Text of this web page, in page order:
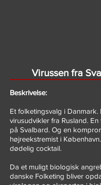
Virussen fra
Beskrivelse:
Et folketingsvalg i Danmark.
virusudvikler fra Rusland.
på Svalbard. Og en
højreekstremist i
dødelig cocktail.
Da et muligt biologisk
danske Folketing bliver